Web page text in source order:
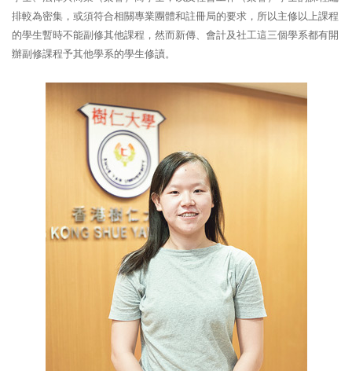
排較為密集，或須符合相關專業團體和註冊局的要求，所以主修以上課程
的學生暫時不能副修其他課程，然而新傳、會計及社工這三個學系都有開
辦副修課程予其他學系的學生修讀。